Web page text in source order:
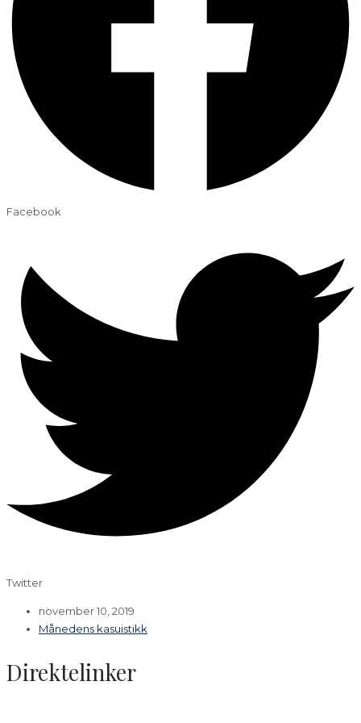
Facebook
Twitter
november 10, 2019
Månedens kasuistikk
Direktelinker